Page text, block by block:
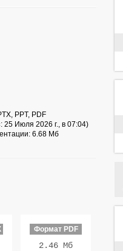
, PPT, PDF
25 Июля 2026 г., в 07:04)
6.68 Мб
Формат PDF
2.46 Мб